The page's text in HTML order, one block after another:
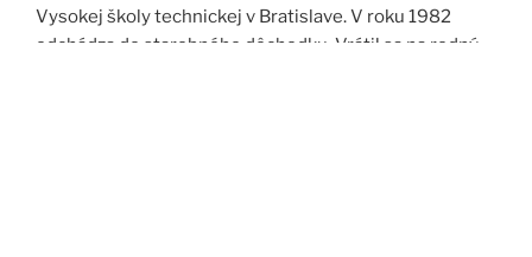
Vysokej školy technickej v Bratislave. V roku 1982
odchádza do starobného dôchodku. Vrátil sa na rodný